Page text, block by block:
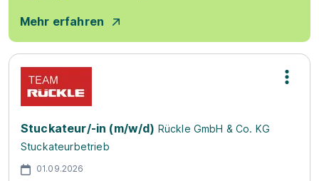
Mehr erfahren
Stuckateur/-in (m/w/d) Rückle GmbH & Co. KG
Stuckateurbetrieb
01.09.2026